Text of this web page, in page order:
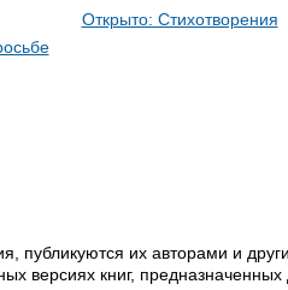
Открыто: Стихотворения
публикуются их авторами и
версиях книг, предназначенных